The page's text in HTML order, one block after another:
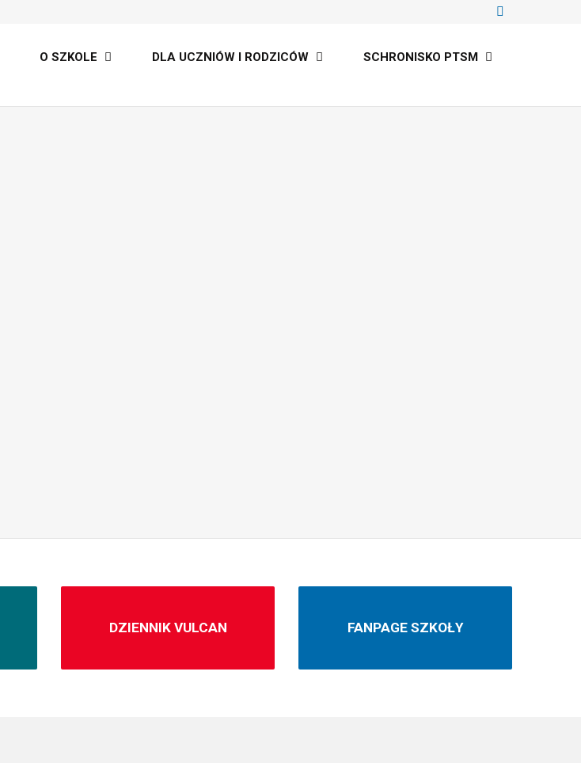
O SZKOLE DLA UCZNIÓW I RODZICÓW SCHRONISKO PTSM
DZIENNIK VULCAN FANPAGE SZKOŁY